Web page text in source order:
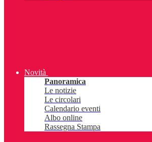
Novità
Panoramica
Le notizie
Le circolari
Calendario eventi
Albo online
Rassegna Stampa